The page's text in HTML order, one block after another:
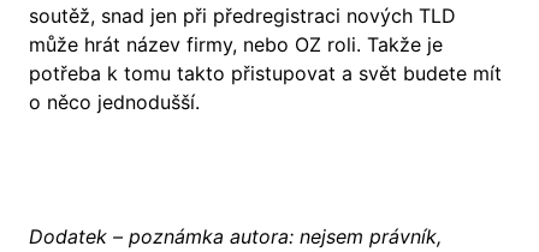
soutěž, snad jen při předregistraci nových TLD
může hrát název firmy, nebo OZ roli. Takže je
potřeba k tomu takto přistupovat a svět budete mít
o něco jednodušší.
Dodatek – poznámka autora: nejsem právník,